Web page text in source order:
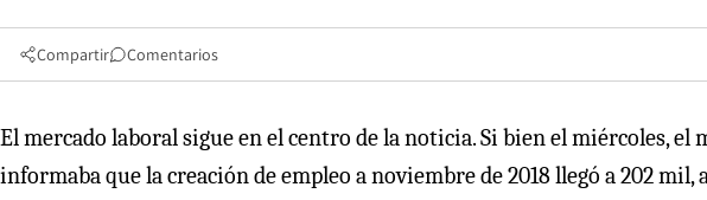
Compartir Comentarios
El mercado laboral sigue en el centro de la noticia. Si bien el miércoles,
informaba que la creación de empleo a noviembre de 2018 llegó a 202